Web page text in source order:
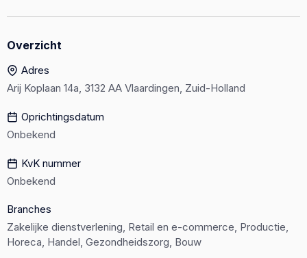
Overzicht
Adres
Arij Koplaan 14a, 3132 AA Vlaardingen, Zuid-Holland
Oprichtingsdatum
Onbekend
KvK nummer
Onbekend
Branches
Zakelijke dienstverlening, Retail en e-commerce, Productie,
Horeca, Handel, Gezondheidszorg, Bouw